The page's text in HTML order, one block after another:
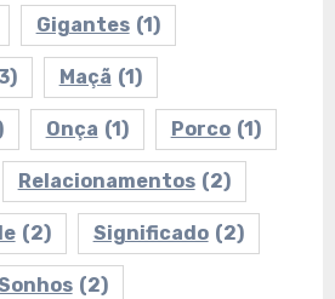
Gigantes (1)
Maçã (1)
Onça (1) Porco (1)
Relacionamentos (2)
(2) Significado (2)
(2)